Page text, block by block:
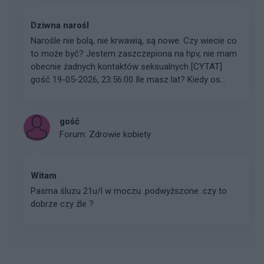
Dziwna narośl
Narośle nie bolą, nie krwawią, są nowe. Czy wiecie co
to może być? Jestem zaszczepiona na hpv, nie mam
obecnie żadnych kontaktów seksualnych [CYTAT]
gość 19-05-2026, 23:56:00 Ile masz lat? Kiedy os...
gość
Forum: Zdrowie kobiety
Witam
Pasma śluzu 21u/l w moczu .podwyższone .czy to
dobrze czy źle ?